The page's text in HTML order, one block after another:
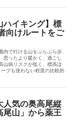
ハイキング】標
向けルートをご
内で行ける山をぷらぷら歩
思ったより暖かく、過ごし
山病リスクが低く、標高ほ
プも使わない程度の比較的
人気の奥高尾縦
山」から薬王